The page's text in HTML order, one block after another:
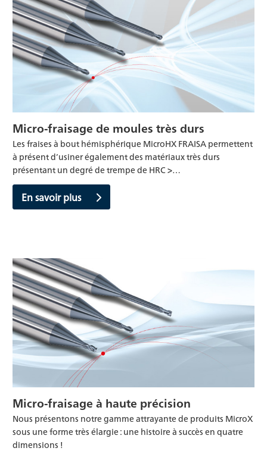
Micro-fraisage de moules très durs
Les fraises à bout hémisphérique MicroHX FRAISA permettent
à présent d’usiner également des matériaux très durs
présentant un degré de trempe de HRC >…
En savoir plus
Micro-fraisage à haute précision
Nous présentons notre gamme attrayante de produits MicroX
sous une forme très élargie : une histoire à succès en quatre
dimensions !